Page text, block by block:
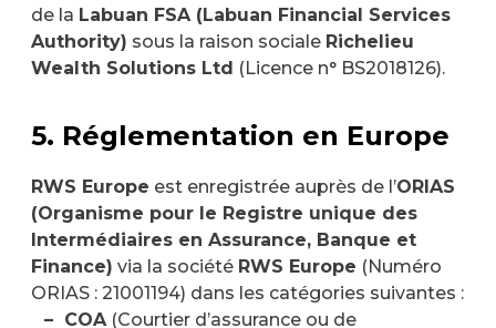
de la Labuan FSA (Labuan Financial Services
Authority) sous la raison sociale Richelieu
Wealth Solutions Ltd (Licence n° BS2018126).
5. Réglementation en Europe
RWS Europe est enregistrée auprès de l’ORIAS
(Organisme pour le Registre unique des
Intermédiaires en Assurance, Banque et
Finance) via la société RWS Europe (Numéro
ORIAS : 21001194) dans les catégories suivantes :
– COA (Courtier d’assurance ou de